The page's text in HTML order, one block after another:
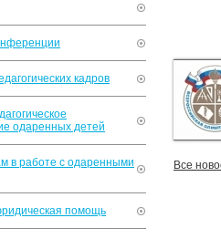
кадров
одаренных детей
в работе с одаренными
помощь
Все